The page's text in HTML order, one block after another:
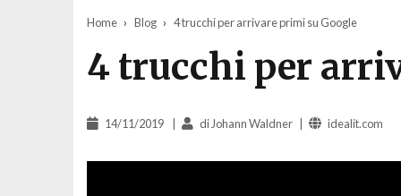
Home Blog 4 trucchi per arrivare primi su Google
4 trucchi per
14/11/2019 di Johann Waldner idealit.com